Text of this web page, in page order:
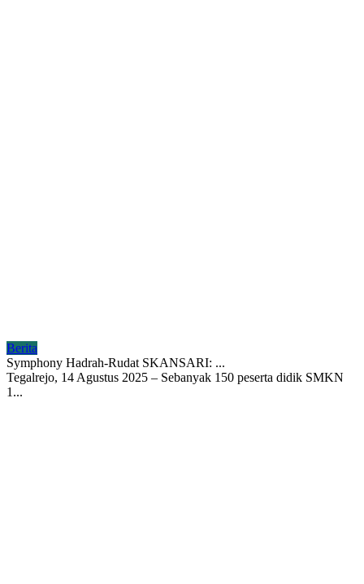
Berita
Symphony Hadrah-Rudat SKANSARI: ...
Tegalrejo, 14 Agustus 2025 – Sebanyak 150 peserta didik SMKN
1...